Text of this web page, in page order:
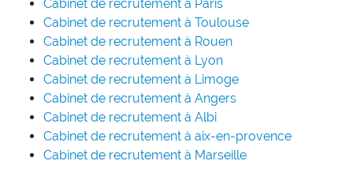
Cabinet de recrutement à Paris
Cabinet de recrutement à Toulouse
Cabinet de recrutement à Rouen
Cabinet de recrutement à Lyon
Cabinet de recrutement à Limoge
Cabinet de recrutement à Angers
Cabinet de recrutement à Albi
Cabinet de recrutement à aix-en-provence
Cabinet de recrutement à Marseille